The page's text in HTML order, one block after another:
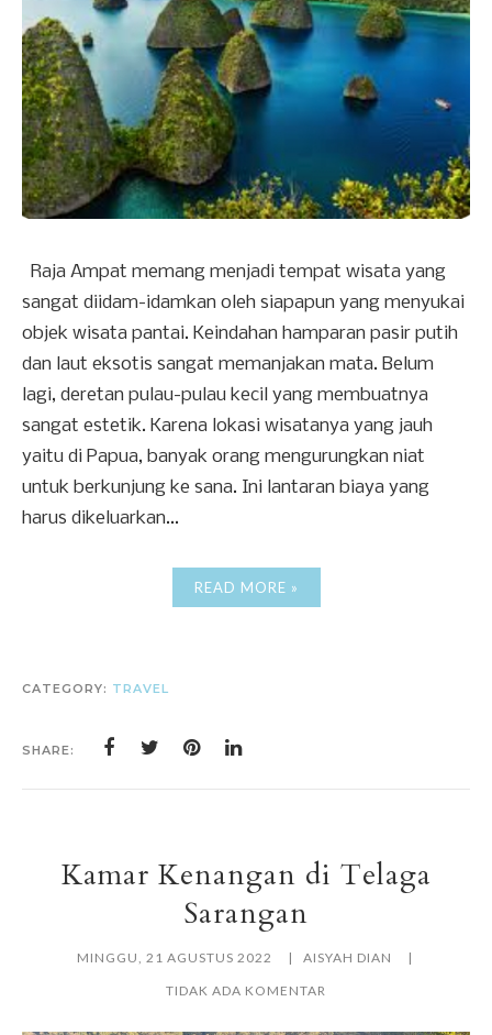
Raja Ampat memang menjadi tempat wisata yang
sangat diidam-idamkan oleh siapapun yang menyukai
objek wisata pantai. Keindahan hamparan pasir putih
dan laut eksotis sangat memanjakan mata. Belum
lagi, deretan pulau-pulau kecil yang membuatnya
sangat estetik. Karena lokasi wisatanya yang jauh
yaitu di Papua, banyak orang mengurungkan niat
untuk berkunjung ke sana. Ini lantaran biaya yang
harus dikeluarkan...
READ MORE »
CATEGORY: TRAVEL
SHARE:
Kamar Kenangan di Telaga
Sarangan
MINGGU, 21 AGUSTUS 2022
AISYAH DIAN
TIDAK ADA KOMENTAR